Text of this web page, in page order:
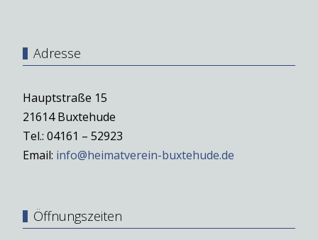
Adresse
Hauptstraße 15
21614 Buxtehude
Tel.: 04161 – 52923
Email: info@heimatverein-buxtehude.de
Öffnungszeiten